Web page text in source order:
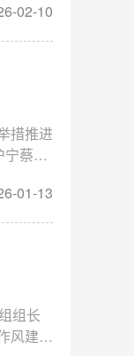
风建设
批评，
02-10
措推进
宁蔡奇
议上发
01-13
组长
风建设